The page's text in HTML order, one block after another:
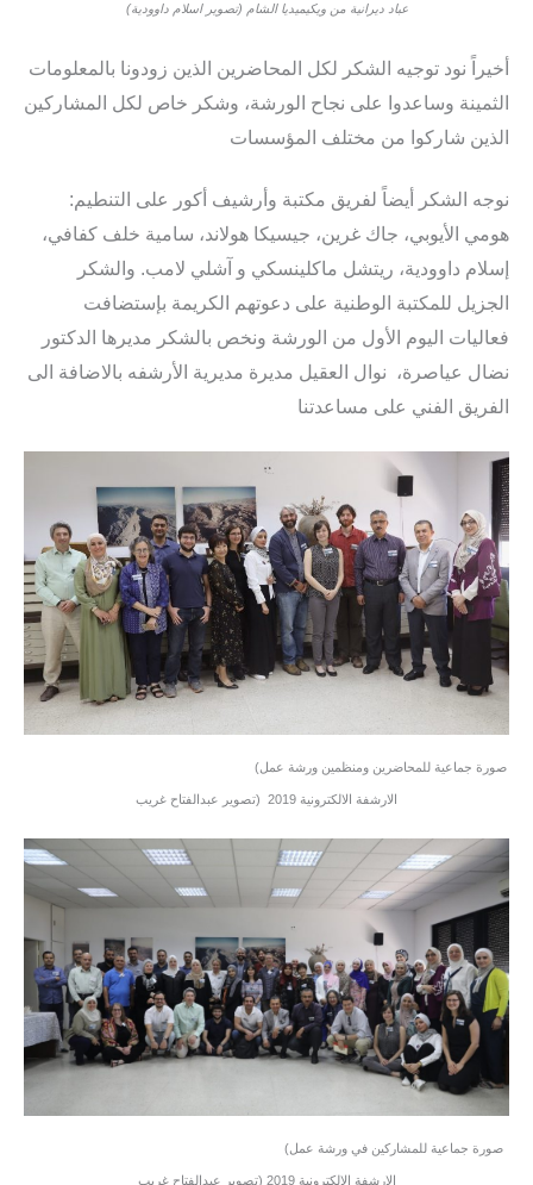
(عباد ديرانية من ويكيميديا الشام (تصوير اسلام داوودية
أخيراً نود توجيه الشكر لكل المحاضرين الذين زودونا بالمعلومات
الثمينة وساعدوا على نجاح الورشة، وشكر خاص لكل المشاركين
الذين شاركوا من مختلف المؤسسات
نوجه الشكر أيضاً لفريق مكتبة وأرشيف أكور على التنطيم:
هومي الأيوبي، جاك غرين، جيسيكا هولاند، سامية خلف كفافي،
إسلام داوودية، ريتشل ماكلينسكي و آشلي لامب. والشكر
الجزيل للمكتبة الوطنية على دعوتهم الكريمة بإستضافت
فعاليات اليوم الأول من الورشة ونخص بالشكر مديرها الدكتور
نضال عياصرة، نوال العقيل مديرة مديرية الأرشفه بالاضافة الى
الفريق الفني على مساعدتنا
(صورة جماعية للمحاضرين ومنظمين ورشة عمل
الارشفة الالكترونية 2019 (تصوير عبدالفتاح غريب
(صورة جماعية للمشاركين في ورشة عمل
الارشفة الالكترونية 2019 (تصوير عبدالفتاح غريب